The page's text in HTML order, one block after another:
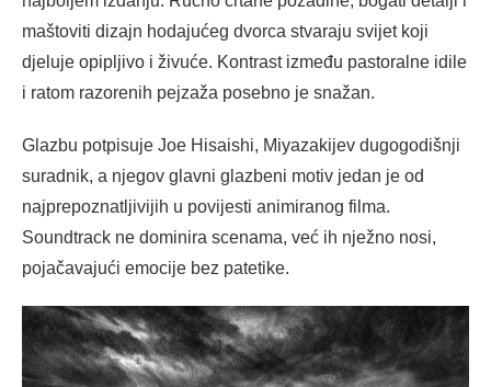
maštoviti dizajn hodajućeg dvorca stvaraju svijet koji
djeluje opipljivo i živuće. Kontrast između pastoralne idile
i ratom razorenih pejzaža posebno je snažan.
Glazbu potpisuje Joe Hisaishi, Miyazakijev dugogodišnji
suradnik, a njegov glavni glazbeni motiv jedan je od
najprepoznatljivijih u povijesti animiranog filma.
Soundtrack ne dominira scenama, već ih nježno nosi,
pojačavajući emocije bez patetike.